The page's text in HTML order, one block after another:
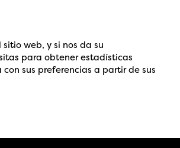
web, y si nos da su
para obtener estadísticas
sus preferencias a partir de sus